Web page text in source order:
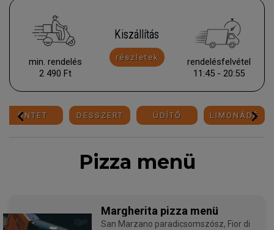
min. rendelés
2 490 Ft
Kiszállítás
részletek
rendelésfelvétel
11:45 - 20:55
ÖNTET DESSZERT ÜDÍTŐ LIMONÁDÉ
Pizza menü
Margherita pizza menü
San Marzano paradicsomszósz, Fior di